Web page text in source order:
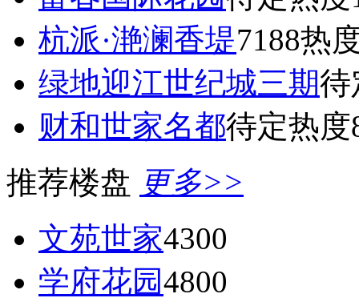
杭派·滟澜香堤7188热
绿地迎江世纪城三期待
财和世家名都待定热度
推荐楼盘 更多>>
文苑世家4300
学府花园4800